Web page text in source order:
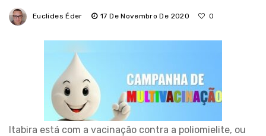
Euclides Éder 17 De Novembro De 2020 0
Itabira está com a vacinação contra a poliomielite, ou